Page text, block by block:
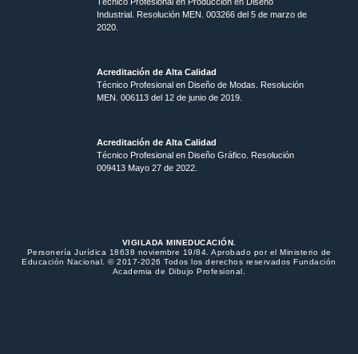
Técnico Profesional en Producción en Diseño
Industrial. Resolución MEN. 003266 del 5 de marzo de
2020.
Acreditación de Alta Calidad
Técnico Profesional en Diseño de Modas. Resolución
MEN. 006113 del 12 de junio de 2019.
Acreditación de Alta Calidad
Técnico Profesional en Diseño Gráfico. Resolución
009413 Mayo 27 de 2022.
VIGILADA MINEDUCACIÓN.
Personería Jurídica 18638 noviembre 19/84. Aprobado por el Ministerio de
Educación Nacional. © 2017-2026 Todos los derechos reservados Fundación
Academia de Dibujo Profesional.